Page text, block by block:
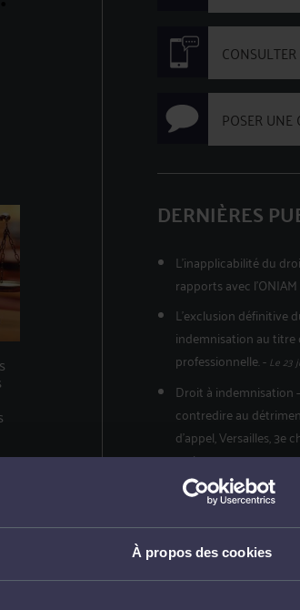
À propos des cookies
POSER UNE
DERNIÈRES
L'inapplicabilité du
rapports avec l'ONIAM
L’exclusion définitive
indemnisation au titre
professionnelle.-Le 23
Droit à indemnisation
contredire au
d’appel, Versailles, 3e
20/01777-Le 15 juil.
L’inopposabilité à la
circulation de la
prise d’effet au
Cass.Civ 2ème
15 juil. 2026 à 17:48